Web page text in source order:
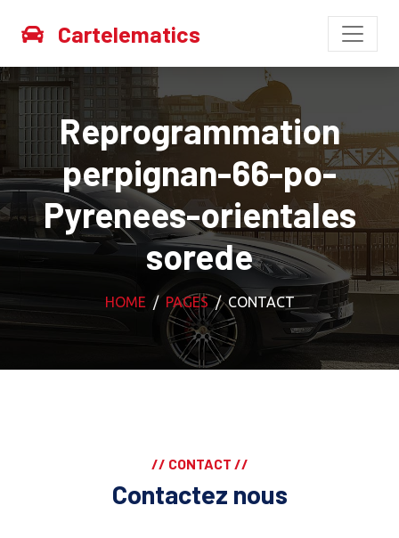
Cartelematics
Reprogrammation
perpignan-66-po-
Pyrenees-orientales
sorede
HOME PAGES CONTACT
// CONTACT //
Contactez nous